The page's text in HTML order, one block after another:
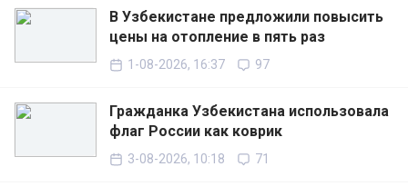
В Узбекистане предложили повысить
цены на отопление в пять раз
1-08-2026, 16:37 97
Гражданка Узбекистана использовала
флаг России как коврик
3-08-2026, 10:18 71